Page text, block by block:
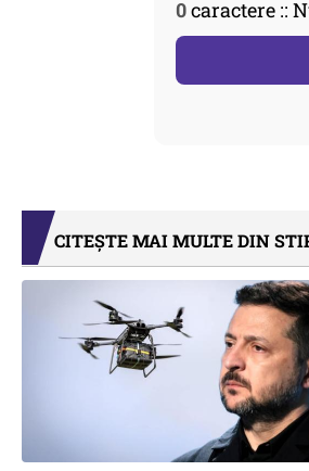
0caractere ::
CITEȘTE MAI MULTE DIN